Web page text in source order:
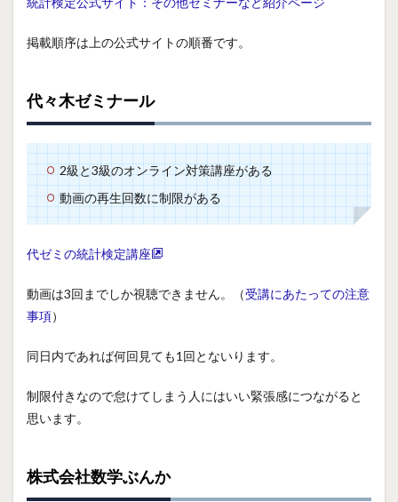
掲載順序は上の公式サイトの順番です。
代々木ゼミナール
2級と3級のオンライン対策講座がある
動画の再生回数に制限がある
代ゼミの統計検定講座
動画は3回までしか視聴できません。（受講にあたっての注意
事項）
同日内であれば何回見ても1回とないります。
制限付きなので怠けてしまう人にはいい緊張感につながると
思います。
株式会社数学ぶんか